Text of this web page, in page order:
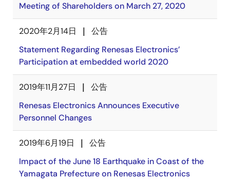
Meeting of Shareholders on March 27, 2020
2020年2月14日
公告
Statement Regarding Renesas Electronics’
Participation at embedded world 2020
2019年11月27日
公告
Renesas Electronics Announces Executive
Personnel Changes
2019年6月19日
公告
Impact of the June 18 Earthquake in Coast of the
Yamagata Prefecture on Renesas Electronics